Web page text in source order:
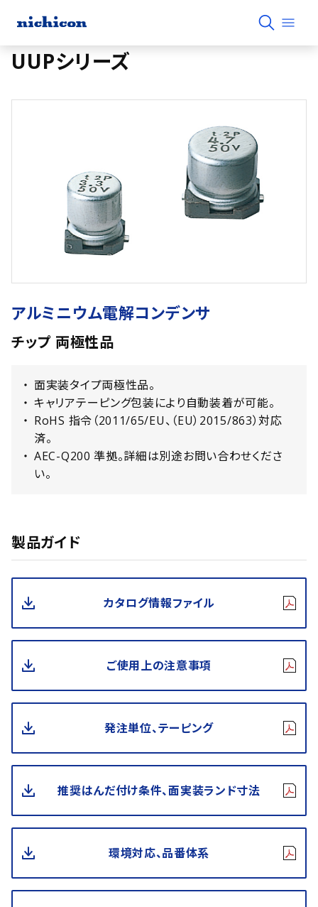
UUPシリーズ
アルミニウム電解コンデンサ
チップ 両極性品
面実装タイプ両極性品。
キャリアテーピング包装により自動装着が可能。
RoHS 指令（2011/65/EU、（EU）2015/863）対応
済。
AEC-Q200 準拠。詳細は別途お問い合わせくださ
い。
製品ガイド
カタログ情報ファイル
ご使用上の注意事項
発注単位、テーピング
推奨はんだ付け条件、面実装ランド寸法
環境対応、品番体系